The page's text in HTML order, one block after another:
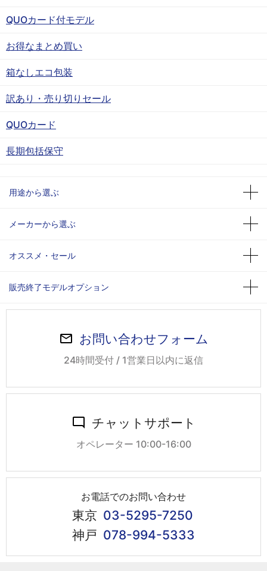
QUOカード付モデル
お得なまとめ買い
箱なしエコ包装
訳あり・売り切りセール
QUOカード
長期包括保守
用途から選ぶ
メーカーから選ぶ
オススメ・セール
販売終了モデルオプション
お問い合わせフォーム
24時間受付 / 1営業日以内に返信
チャットサポート
オペレーター 10:00-16:00
お電話でのお問い合わせ
東京 03-5295-7250
神戸 078-994-5333